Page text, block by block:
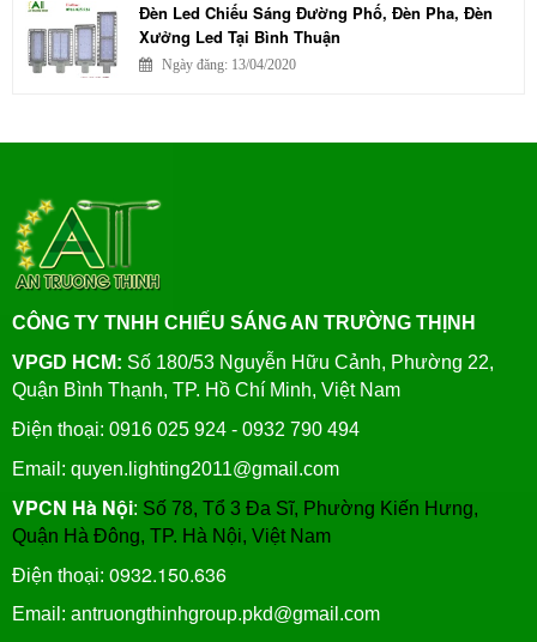
Đèn Led Chiếu Sáng Đường Phố, Đèn Pha, Đèn
Xưởng Led Tại Bình Thuận
Ngày đăng: 13/04/2020
CÔNG TY TNHH CHIẾU SÁNG AN TRƯỜNG THỊNH
VPGD HCM: Số 180/53 Nguyễn Hữu Cảnh, Phường 22,
Quận Bình Thạnh, TP. Hồ Chí Minh, Việt Nam
Điện thoại: 0916 025 924 - 0932 790 494
Email: quyen.lighting2011@gmail.com
VPCN Hà Nội: Số 78, Tổ 3 Đa Sĩ, Phường Kiến Hưng,
Quận Hà Đông, TP. Hà Nội, Việt Nam
Điện thoại: 0932.150.636
Email: antruongthinhgroup.pkd@gmail.com